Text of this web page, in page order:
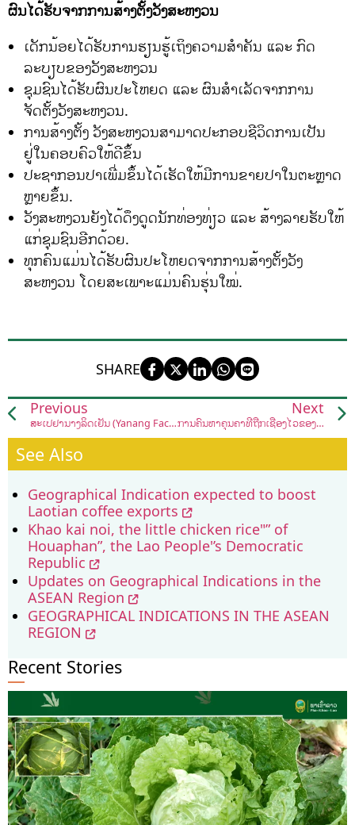
ຜົນໄດ້ຮັບຈາກການສ້າງຕັ້ງວັງສະຫງວນ
ເດັກນ້ອຍໄດ້ຮັບການຮຽນຮູ້ເຖິງຄວາມສຳຄັນ ແລະ ກົດ
ລະບຽບຂອງວັງສະຫງວນ
ຊຸມຊົນໄດ້ຮັບຜົນປະໂຫຍດ ແລະ ຜົນສຳເລັດຈາກການ
ຈັດຕັ້ງວັງສະຫງວນ.
ການສ້າງຕັ້ງ ວັງສະຫງວນສາມາດປະກອບຊີວິດການເປັນ
ຢູ່ໃນຄອບຄົວໃຫ້ດີຂຶ້ນ
ປະຊາກອນປາເພີ່ມຂຶ້ນໄດ້ເຮັດໃຫ້ມີການຂາຍປາໃນຕະຫຼາດ
ຫຼາຍຂຶ້ນ.
ວັງສະຫງວນຍັງໄດ້ດຶງດູດນັກທ່ອງທ່ຽວ ແລະ ສ້າງລາຍຮັບໃຫ້
ແກ່ຊຸມຊົນອີກດ້ວຍ.
ທຸກຄົນແມ່ນໄດ້ຮັບຜົນປະໂຫຍດຈາກການສ້າງຕັ້ງວັງ
ສະຫງວນ ໂດຍສະເພາະແມ່ນຄົນຮຸ່ນໃໝ່.
SHARE
Previous
ສະເປຢານາງລິດເຢັນ (Yanang Facial Spray)
Next
ການຄົ້ນຫາຄຸນຄ່າທີ່ຖືກເຊື່ອງໄວ້ຂອງໜໍ່ຫຼອຍ
See Also
Geographical Indication expected to boost
Laotian coffee exports
Khao kai noi, the little chicken rice"” of
Houaphan”, the Lao People'’s Democratic
Republic
Updates on Geographical Indications in the
ASEAN Region
GEOGRAPHICAL INDICATIONS IN THE ASEAN
REGION
Recent Stories